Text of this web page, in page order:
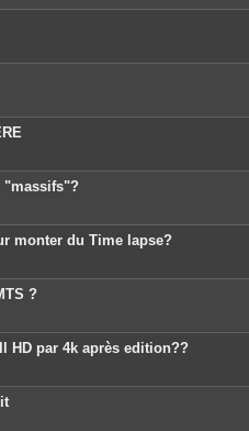
"massifs"?
monter du Time lapse?
?
HD par 4k après edition??